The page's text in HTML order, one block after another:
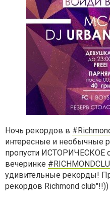
Ночь рекордов в
интересные и необычные
пропусти ИСТОРИЧЕСКОЕ
вечеринке
удивительные рекорды!
рекордов Richmond club"!!))